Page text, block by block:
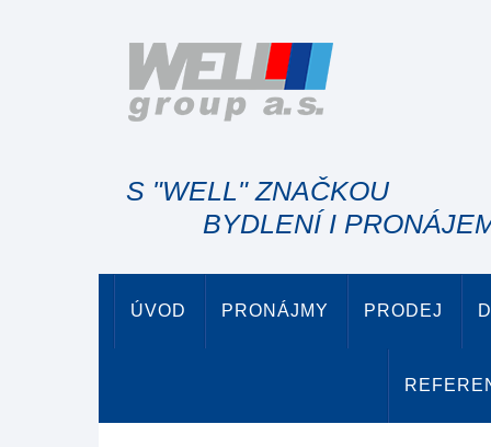
S "WELL" ZNAČKOU
BYDLENÍ I
ÚVOD PRONÁJMY PRODEJ